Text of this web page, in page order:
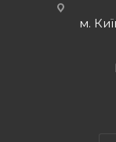
м.